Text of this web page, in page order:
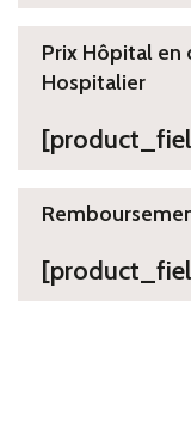
Prix Hôpital en
Hospitalier